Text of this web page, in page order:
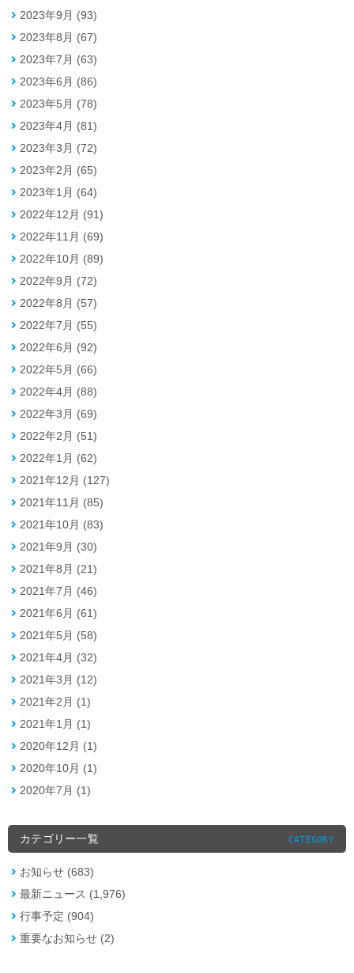
2023年9月 (93)
2023年8月 (67)
2023年7月 (63)
2023年6月 (86)
2023年5月 (78)
2023年4月 (81)
2023年3月 (72)
2023年2月 (65)
2023年1月 (64)
2022年12月 (91)
2022年11月 (69)
2022年10月 (89)
2022年9月 (72)
2022年8月 (57)
2022年7月 (55)
2022年6月 (92)
2022年5月 (66)
2022年4月 (88)
2022年3月 (69)
2022年2月 (51)
2022年1月 (62)
2021年12月 (127)
2021年11月 (85)
2021年10月 (83)
2021年9月 (30)
2021年8月 (21)
2021年7月 (46)
2021年6月 (61)
2021年5月 (58)
2021年4月 (32)
2021年3月 (12)
2021年2月 (1)
2021年1月 (1)
2020年12月 (1)
2020年10月 (1)
2020年7月 (1)
カテゴリー一覧 CATEGORY
お知らせ (683)
最新ニュース (1,976)
行事予定 (904)
重要なお知らせ (2)